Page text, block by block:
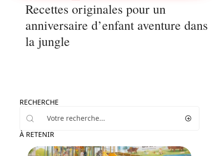
Recettes originales pour un
anniversaire d’enfant aventure dans
la jungle
RECHERCHE
À RETENIR